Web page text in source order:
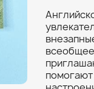
помогают